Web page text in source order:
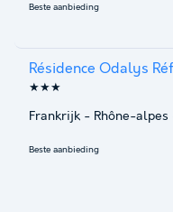
Beste aanbieding
Résidence Odalys
★★★
Frankrijk - Rhône-alpes
Beste aanbieding